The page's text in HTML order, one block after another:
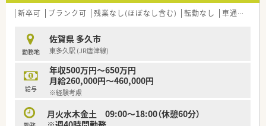
新卒可 ブランク可 残業なし(ほぼなし含む) 転勤なし 車通勤可
勤務地
佐賀県 多久市
東多久駅 (JR唐津線)
給与
年収500万円～650万円
月給260,000円～460,000円
※経験考慮
月火水木金土 09:00～18:00（休憩60分）